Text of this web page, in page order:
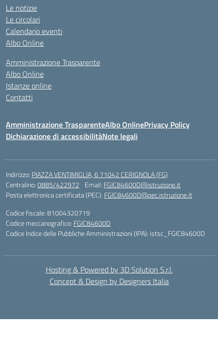
Le notizie
Le circolari
Calendario eventi
Albo Online
Amministrazione Trasparente
Albo Online
Istanze online
Contatti
Amministrazione TrasparenteAlbo OnlinePrivacy Policy
Dichiarazione di accessibilitàNote legali
Indirizzo: PIAZZA VENTIMIGLIA, 6 71042 CERIGNOLA (FG)
Centralino:0885/422972 Email: FGIC84600D@istruzione.it
Posta elettronica certificata (PEC): FGIC84600D@pec.istruzione.it
Codice fiscale: 81004320719
Codice meccanografico: FGIC84600D
Codice Indice delle Pubbliche Amministrazioni (IPA): istsc_FGIC84600D
Hosting & Powered by 3D Solution S.r.l.
Concept & Design by Designers Italia